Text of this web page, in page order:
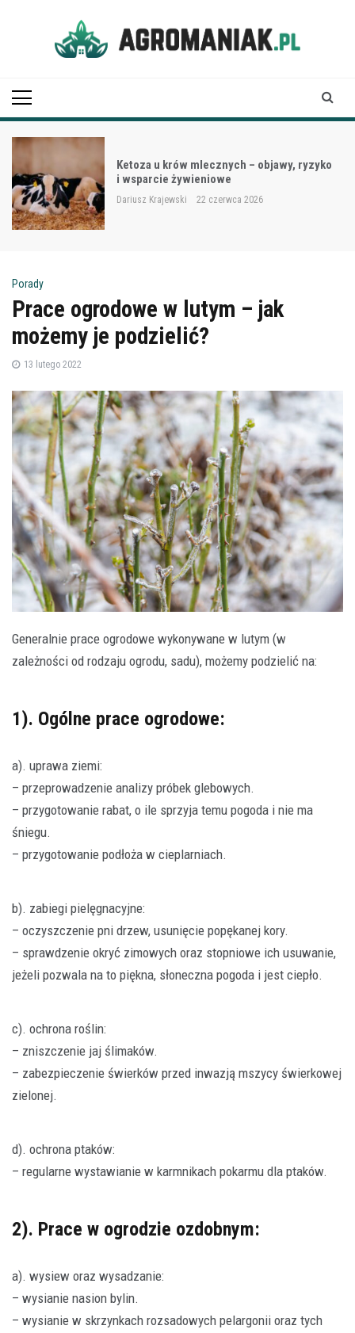
Ketoza u krów mlecznych – objawy, ryzyko
i wsparcie żywieniowe
Dariusz Krajewski 22 czerwca 2026
Porady
Prace ogrodowe w lutym – jak
możemy je podzielić?
13 lutego 2022
Generalnie prace ogrodowe wykonywane w lutym (w
zależności od rodzaju ogrodu, sadu), możemy podzielić na:
1). Ogólne prace ogrodowe:
a). uprawa ziemi:
– przeprowadzenie analizy próbek glebowych.
– przygotowanie rabat, o ile sprzyja temu pogoda i nie ma
śniegu.
– przygotowanie podłoża w cieplarniach.
b). zabiegi pielęgnacyjne:
– oczyszczenie pni drzew, usunięcie popękanej kory.
– sprawdzenie okryć zimowych oraz stopniowe ich usuwanie,
jeżeli pozwala na to piękna, słoneczna pogoda i jest ciepło.
c). ochrona roślin:
– zniszczenie jaj ślimaków.
– zabezpieczenie świerków przed inwazją mszycy świerkowej
zielonej.
d). ochrona ptaków:
– regularne wystawianie w karmnikach pokarmu dla ptaków.
2). Prace w ogrodzie ozdobnym:
a). wysiew oraz wysadzanie:
– wysianie nasion bylin.
– wysianie w skrzynkach rozsadowych pelargonii oraz tych